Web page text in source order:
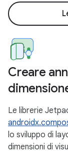
Creare
Le librerie
lo sviluppo di
dimensioni di